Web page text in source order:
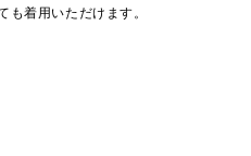
も着用いただけます。